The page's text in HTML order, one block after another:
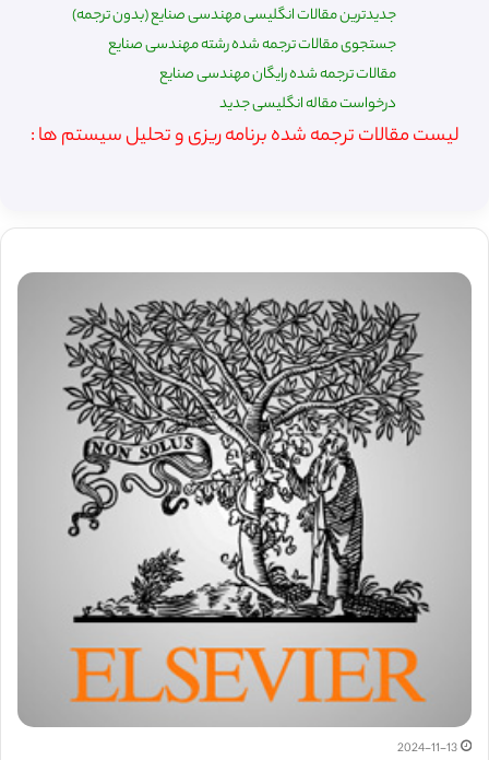
جدیدترین مقالات انگلیسی مهندسی صنایع (بدون ترجمه)
جستجوی مقالات ترجمه شده رشته مهندسی صنایع
مقالات ترجمه شده رایگان مهندسی صنایع
درخواست مقاله انگلیسی جدید
لیست مقالات ترجمه شده برنامه ریزی و تحلیل سیستم ها :
2024-11-13